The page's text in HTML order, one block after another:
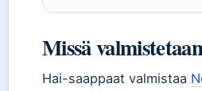
Missä
Hai-saappaat valmistaa